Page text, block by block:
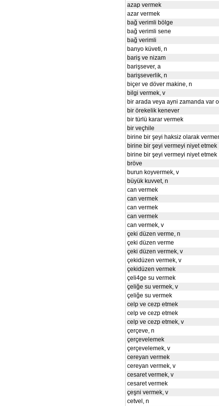
azap vermek
azar vermek
bağ verimli bölge
bağ verimli sene
bağ verimli
banyo küveti, n
bariş ve nizam
barişsever, a
barişseverlik, n
biçer ve döver makine, n
bilgi vermek, v
bir arada veya ayni zamanda var
bir örekelik kenever
bir türlü karar vermek
bir veçhile
birine bir şeyi haksiz olarak
birine bir şeyi vermeyi niyet etmek
birine bir şeyi vermeyi niyet etmek
bröve
burun koyvermek, v
büyük kuvvet, n
can vermek
can vermek
can vermek
can vermek
can vermek, v
çeki düzen verme, n
çeki düzen verme
çeki düzen vermek, v
çekidüzen vermek, v
çekidüzen vermek
çeli4ge su vermek
çeliğe su vermek, v
çeliğe su vermek
celp ve cezp etmek
celp ve cezp etmek
celp ve cezp etmek, v
çerçeve, n
çerçevelemek
çerçevelemek, v
cereyan vermek
cereyan vermek, v
cesaret vermek, v
cesaret vermek
çeşni vermek, v
cetvel, n